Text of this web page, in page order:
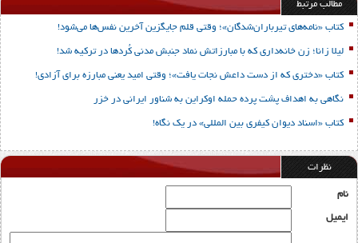
مطالب مرتبط
کتاب «نامه‌های تیرباران‌شدگان»؛ وقتی قلم جایگزین آخرین نفس‌ها می‌شود!
لیلا زانا؛ زن خانه‌داری که با مبارزاتش نماد جنبش مدنی کُردها در ترکیه شد!
کتاب «دختری که از دست داعش نجات یافت»؛ وقتی امید یعنی مبارزه برای آزادی!
نگاهی به اهداف پشت پرده حمله اوکراین به شناور ایرانی در خزر
کتاب «اسناد دیوان کیفری بین المللی» در یک نگاه!
نظرات
نام
ایمیل